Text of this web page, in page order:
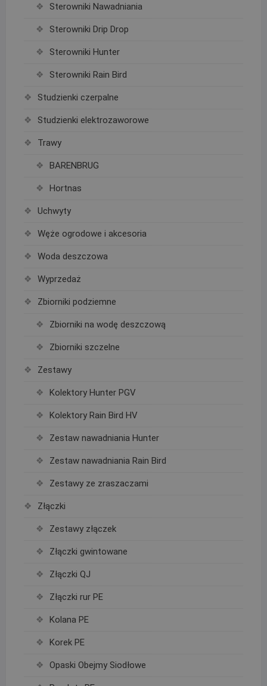
Sterowniki Nawadniania
Sterowniki Drip Drop
Sterowniki Hunter
Sterowniki Rain Bird
Studzienki czerpalne
Studzienki elektrozaworowe
Trawy
BARENBRUG
Hortnas
Uchwyty
Węże ogrodowe i akcesoria
Woda deszczowa
Wyprzedaż
Zbiorniki podziemne
Zbiorniki na wodę deszczową
Zbiorniki szczelne
Zestawy
Kolektory Hunter PGV
Kolektory Rain Bird HV
Zestaw nawadniania Hunter
Zestaw nawadniania Rain Bird
Zestawy ze zraszaczami
Złączki
Zestawy złączek
Złączki gwintowane
Złączki QJ
Złączki rur PE
Kolana PE
Korek PE
Opaski Obejmy Siodłowe